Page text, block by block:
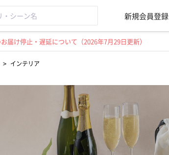
新規会員登録
け停止・遅延について（2026年7月29日更新）
> インテリア